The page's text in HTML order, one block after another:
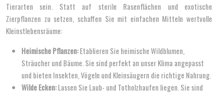
Tierarten sein. Statt auf sterile Rasenflächen und exotische
Zierpflanzen zu setzen, schaffen Sie mit einfachen Mitteln wertvolle
Kleinstlebensräume:
Heimische Pflanzen:Etablieren Sie heimische Wildblumen,
Sträucher und Bäume. Sie sind perfekt an unser Klima angepasst
und bieten Insekten, Vögeln und Kleinsäugern die richtige Nahrung.
Wilde Ecken:Lassen Sie Laub- und Totholzhaufen liegen. Sie sind